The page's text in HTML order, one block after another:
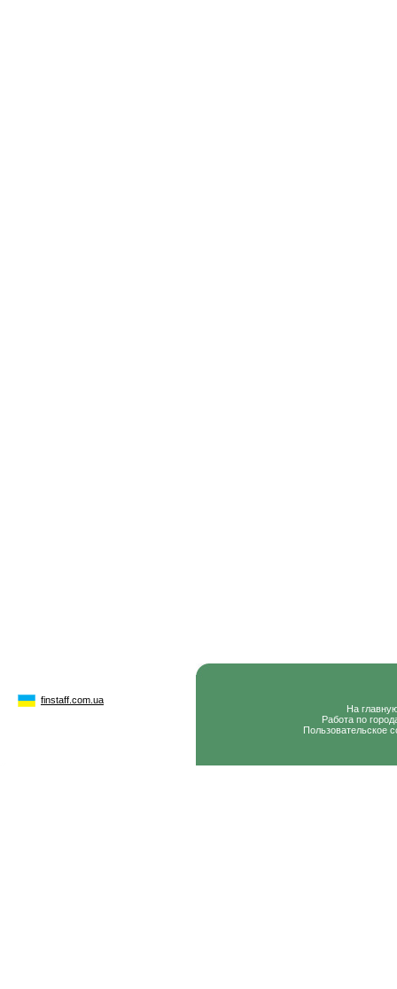
finstaff.com.ua
На
Работа по
Пользовательское